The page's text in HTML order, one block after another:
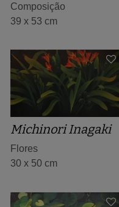
Composição
39 x 53 cm
Michinori Inagaki
Flores
30 x 50 cm